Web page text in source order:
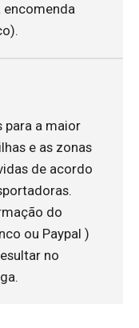
encomenda
para a maior
e as zonas
de acordo
do
ou Paypal )
no